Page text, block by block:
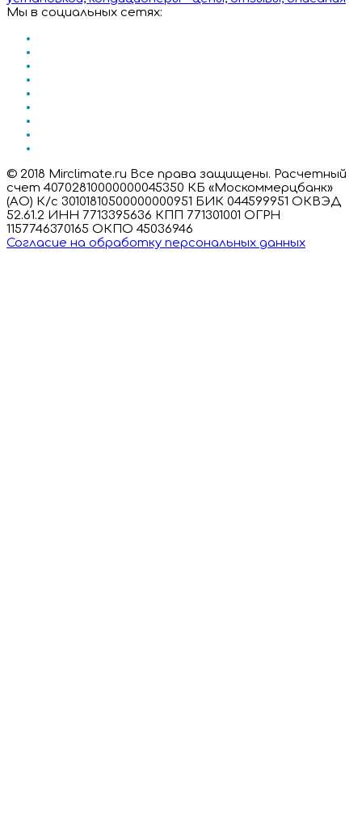
Мы в социальных сетях:
© 2018 Mirclimate.ru Все права защищены. Расчетный
счет 40702810000000045350 КБ «Москоммерцбанк»
(АО) К/с 30101810500000000951 БИК 044599951 ОКВЭД
52.61.2 ИНН 7713395636 КПП 771301001 ОГРН
1157746370165 ОКПО 45036946
Согласие на обработку персональных данных